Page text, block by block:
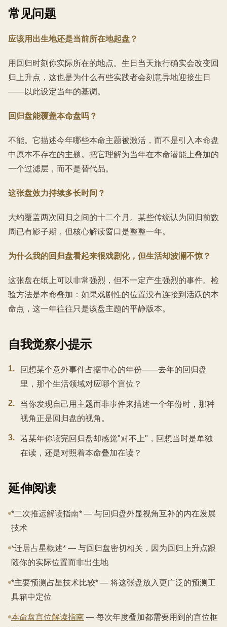
常见问题
应该用出生地还是当前所在地起盘？
用回归时刻你实际所在的地点。生日当天旅行确实会改变回
归上升点，这也是为什么有些实践者会刻意异地迎接生日
——以此设定当年的基调。
回归盘能覆盖本命盘吗？
不能。它描述今年哪些本命主题被激活，而不是引入本命盘
中原本不存在的主题。把它理解为当年在本命潜能上叠加的
一个过滤层，而不是替代品。
这张盘效力持续多长时间？
大约覆盖两次回归之间的十二个月。某些传统认为回归前数
周已有影子期，但核心解读窗口是整整一年。
为什么我的回归盘看起来很戏剧化，但生活却波澜不惊？
这张盘在纸上可以非常强烈，但不一定产生强烈的事件。检
验方法是本命叠加：如果戏剧性的位置没有连接到活跃的本
命点，这一年往往只是该盘主题的平静版本。
自我觉察小提示
1.
回想某个意外事件占据中心的年份——去年的回归盘
里，那个生活领域对应哪个宫位？
2.
当你发现自己用主题而非事件来描述一个年份时，那种
视角正是回归盘的视角。
3.
若某年你读完回归盘却感觉"对不上"，回想当时是单独
在读，还是对照着本命叠加在读？
延伸阅读
*二次推运解读指南* — 与回归盘外显视角互补的内在发展
技术
*迁居占星概述* — 与回归盘密切相关，因为回归上升点跟
随你的实际位置而非出生地
*主要预测占星技术比较* — 将这张盘放入更广泛的预测工
具箱中定位
本命盘宫位解读指南 — 每次年度叠加都需要用到的宫位框